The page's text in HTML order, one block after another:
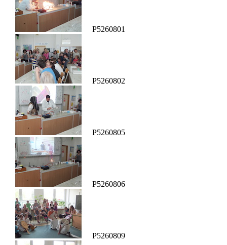
P5260801
P5260802
P5260805
P5260806
P5260809